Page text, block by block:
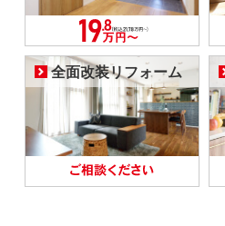
全面改装リフォーム